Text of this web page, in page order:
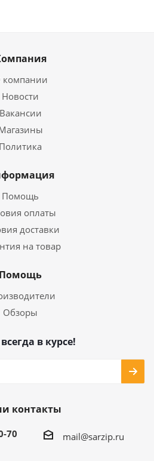
компании
Новости
Вакансии
Политика
Помощь
оплаты
доставки
на товар
Помощь
Обзоры
в курсе!
контакты
70 mail@sarzip.ru